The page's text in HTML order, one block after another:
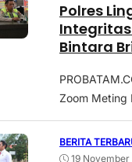
Polres
Bintara
Zoom Meting
BERITA
19